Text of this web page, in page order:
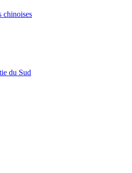
chinoises
du Sud